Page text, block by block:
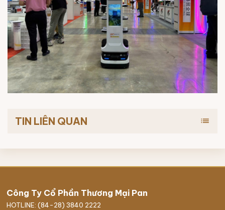
TIN LIÊN QUAN list
Công Ty Cổ Phần Thương Mại Pan
HOTLINE: (84-28) 3840 2222